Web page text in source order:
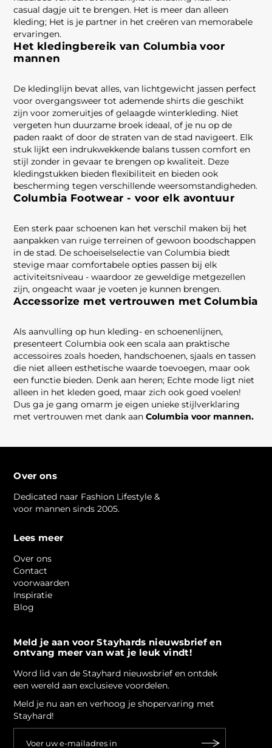
casual dagje uit te brengen. Het is meer dan alleen
kleding; Het is je partner in het creëren van memorabele
ervaringen.
Het kledingbereik van Columbia voor
mannen
De kledinglijn bevat alles, van lichtgewicht jassen perfect
voor overgangsweer tot ademende shirts die geschikt
zijn voor zomeruitjes of gelaagde winterkleding. Niet
vergeten hun duurzame broek ideaal, of je nu op de
paden raakt of door de straten van de stad navigeert. Elk
stuk lijkt een indrukwekkende balans tussen comfort en
stijl zonder in gevaar te brengen op kwaliteit. Deze
kledingstukken bieden flexibiliteit en bieden ook
bescherming tegen verschillende weersomstandigheden.
Columbia Footwear - voor elk avontuur
Een sterk paar schoenen kan het verschil maken bij het
aanpakken van ruige terreinen of gewoon boodschappen
in de stad. De schoeiselselectie van Columbia biedt
stevige maar comfortabele opties passen bij elk
activiteitsniveau - waardoor ze geweldige metgezellen
zijn, ongeacht waar je voeten je kunnen brengen.
Accessorize met vertrouwen met Columbia
Als aanvulling op hun kleding- en schoenenlijnen,
presenteert Columbia ook een scala aan praktische
accessoires zoals hoeden, handschoenen, sjaals en tassen
die niet alleen esthetische waarde toevoegen, maar ook
een functie bieden. Denk aan heren; Echte mode ligt niet
alleen in het kleden goed, maar zich ook goed voelen!
Dus ga je gang omarm je eigen unieke stijlverklaring
met vertrouwen met dank aanColumbia voor mannen.
Over ons
Dedicated naar Fashion Lifestyle &
voor mannen sinds 2005.
Lees meer
Over ons
Contact
voorwaarden
Inspiratie
Blog
Meld je aan voor Stayhards nieuwsbrief en
ontvang meer van wat je leuk vindt!
Word lid van de Stayhard nieuwsbrief en ontdek
een wereld aan exclusieve voordelen.
Meld je nu aan en verhoog je shopervaring met
Stayhard!